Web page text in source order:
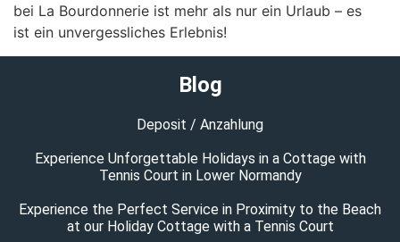
bei La Bourdonnerie ist mehr als nur ein Urlaub – es
ist ein unvergessliches Erlebnis!
Blog
Deposit / Anzahlung
Experience Unforgettable Holidays in a Cottage with
Tennis Court in Lower Normandy
Experience the Perfect Service in Proximity to the Beach
at our Holiday Cottage with a Tennis Court